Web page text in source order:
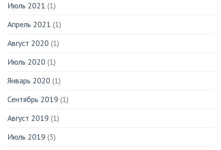
Июль 2021 (1)
Апрель 2021 (1)
Август 2020 (1)
Июль 2020 (1)
Январь 2020 (1)
Сентябрь 2019 (1)
Август 2019 (1)
Июль 2019 (3)